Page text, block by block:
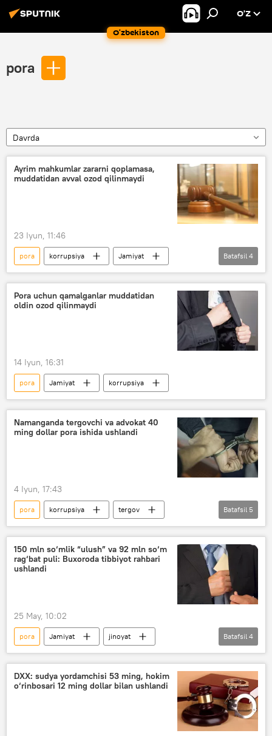
O‘zbekiston
O’Z
pora
Davrda
Ayrim mahkumlar zararni qoplamasa,
muddatidan avval ozod qilinmaydi
23 Iyun, 11:46
pora korrupsiya
Jamiyat
firibgarlik
talon-tarojlik
Jinoyat kodeksi
O‘zbekiston
Batafsil 4
Pora uchun qamalganlar muddatidan
oldin ozod qilinmaydi
14 Iyun, 16:31
pora Jamiyat korrupsiya
Namanganda tergovchi va advokat 40
ming dollar pora ishida ushlandi
4 Iyun, 17:43
pora korrupsiya
tergov
O‘zbekiston
Jamiyat
Jinoyat kodeksi
Namangan viloyati
Davlat xavfsizlik xizmati (DXX)
Batafsil 5
150 mln so‘mlik “ulush” va 92 mln so‘m
rag‘bat puli: Buxoroda tibbiyot rahbari
ushlandi
25 May, 10:02
pora Jamiyat
jinoyat
O‘zbekiston
Buxoro viloyati
korrupsiya
Davlat xavfsizlik xizmati (DXX)
Batafsil 4
DXX: sudya yordamchisi 53 ming, hokim
o‘rinbosari 12 ming dollar bilan ushlandi